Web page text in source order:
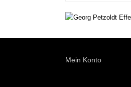
Mein Konto